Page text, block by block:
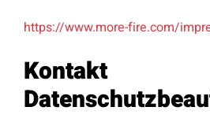
https://www.more-fire.com/
Kontakt